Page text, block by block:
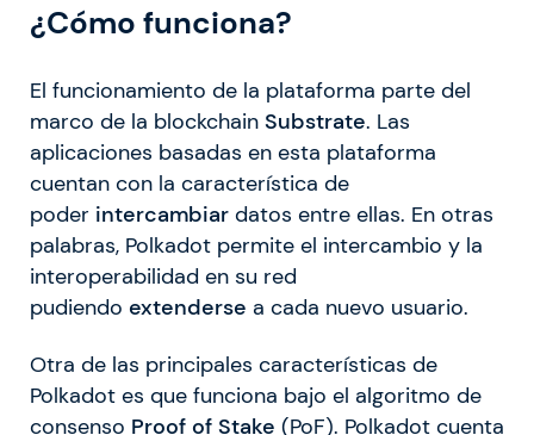
¿Cómo funciona?
El funcionamiento de la plataforma parte del
marco de la blockchain Substrate. Las
aplicaciones basadas en esta plataforma
cuentan con la característica de
poder intercambiar datos entre ellas. En otras
palabras, Polkadot permite el intercambio y la
interoperabilidad en su red
pudiendo extenderse a cada nuevo usuario.
Otra de las principales características de
Polkadot es que funciona bajo el algoritmo de
consenso Proof of Stake (PoF). Polkadot cuenta